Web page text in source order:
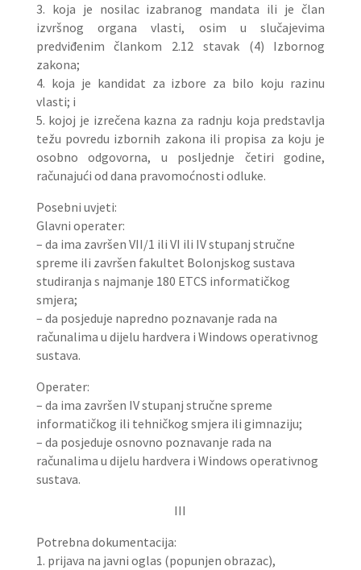
3. koja je nosilac izabranog mandata ili je član
izvršnog organa vlasti, osim u slučajevima
predviđenim člankom 2.12 stavak (4) Izbornog
zakona;
4. koja je kandidat za izbore za bilo koju razinu
vlasti; i
5. kojoj je izrečena kazna za radnju koja predstavlja
težu povredu izbornih zakona ili propisa za koju je
osobno odgovorna, u posljednje četiri godine,
računajući od dana pravomoćnosti odluke.
Posebni uvjeti:
Glavni operater:
– da ima završen VII/1 ili VI ili IV stupanj stručne
spreme ili završen fakultet Bolonjskog sustava
studiranja s najmanje 180 ETCS informatičkog
smjera;
– da posjeduje napredno poznavanje rada na
računalima u dijelu hardvera i Windows operativnog
sustava.
Operater:
– da ima završen IV stupanj stručne spreme
informatičkog ili tehničkog smjera ili gimnaziju;
– da posjeduje osnovno poznavanje rada na
računalima u dijelu hardvera i Windows operativnog
sustava.
III
Potrebna dokumentacija:
1. prijava na javni oglas (popunjen obrazac),